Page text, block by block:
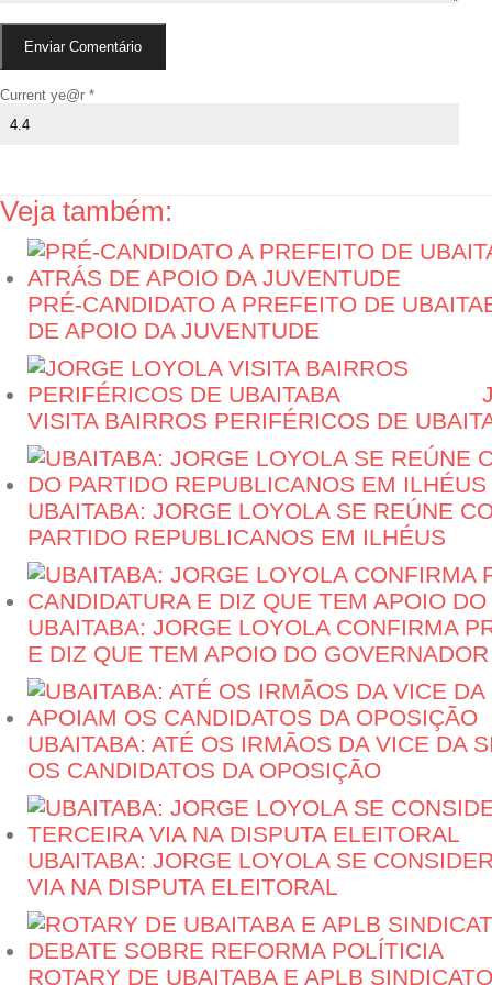
Current ye@r *
Veja também:
PRÉ-CANDIDATO A PREFEITO DE
DE APOIO DA JUVENTUDE
VISITA BAIRROS PERIFÉRICOS DE
UBAITABA: JORGE LOYOLA SE REÚNE
PARTIDO REPUBLICANOS EM ILHÉUS
UBAITABA: JORGE LOYOLA CONFIRMA
E DIZ QUE TEM APOIO DO GOVERNADOR
UBAITABA: ATÉ OS IRMÃOS DA VICE DA
OS CANDIDATOS DA OPOSIÇÃO
UBAITABA: JORGE LOYOLA SE
VIA NA DISPUTA ELEITORAL
ROTARY DE UBAITABA E APLB